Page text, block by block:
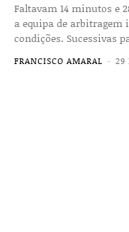
Faltavam 14 minutos e
a equipa de
condições. Sucessivas
FRANCISCO AMARAL - 29